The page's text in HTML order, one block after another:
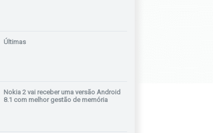
Últimas
Nokia 2 vai receber uma versão Android
8.1 com melhor gestão de memória